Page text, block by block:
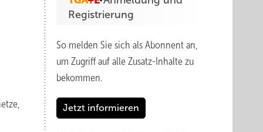
Registrierung
So melden Sie sich als Abonnent an,
um Zugriff auf alle Zusatz-Inhalte zu
bekommen.
Jetzt informieren